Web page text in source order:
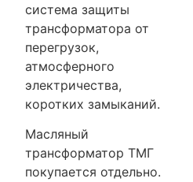
система защиты
трансформатора от
перегрузок,
атмосферного
электричества,
коротких замыканий.
Масляный
трансформатор ТМГ
покупается отдельно.